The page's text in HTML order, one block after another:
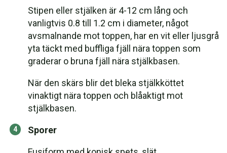
Stipen eller stjälken är 4-12 cm lång och
vanligtvis 0.8 till 1.2 cm i diameter, något
avsmalnande mot toppen, har en vit eller ljusgrå
yta täckt med buffliga fjäll nära toppen som
graderar o bruna fjäll nära stjälkbasen.
När den skärs blir det bleka stjälkköttet
vinaktigt nära toppen och blåaktigt mot
stjälkbasen.
Sporer